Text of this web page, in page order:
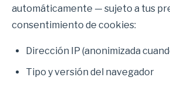
automáticamente — sujeto a tus
consentimiento de cookies:
Dirección IP (anonimizada
Tipo y versión del navegador